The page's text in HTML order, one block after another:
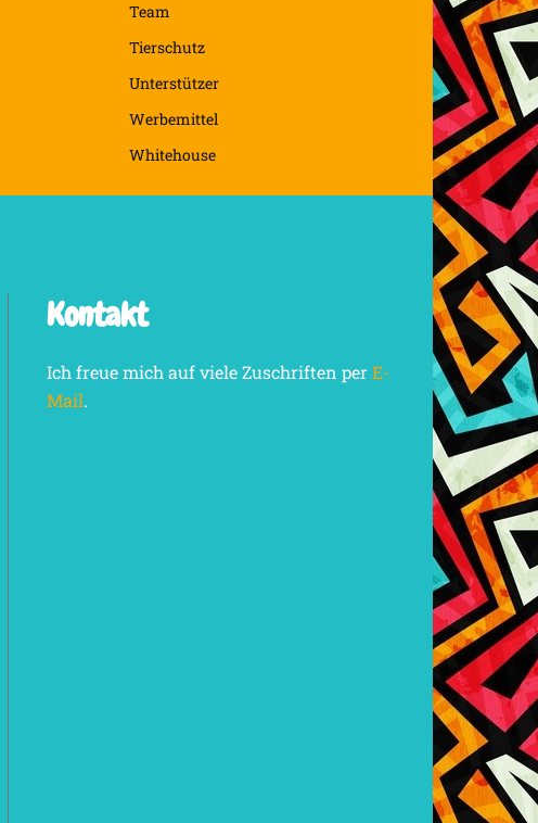
Team
Tierschutz
Unterstützer
Werbemittel
Whitehouse
Kontakt
Ich freue mich auf viele Zuschriften perE-
Mail.